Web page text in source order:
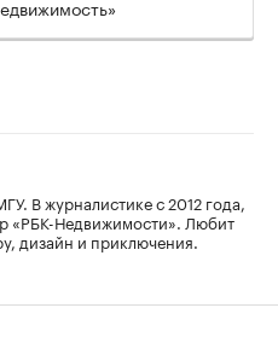
В журналистике с 2012 года,
«РБК-Недвижимости». Любит
дизайн и приключения.